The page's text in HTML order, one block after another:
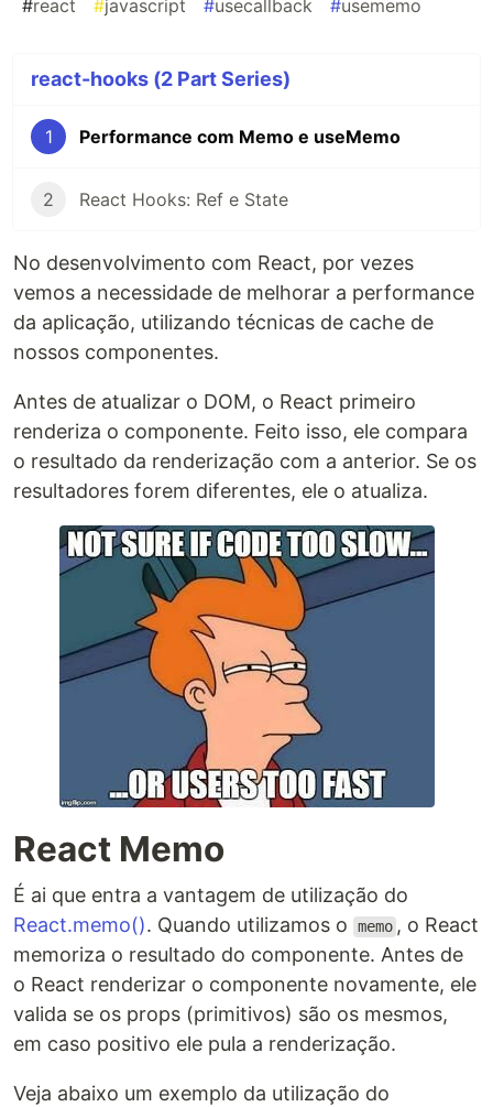
#react #javascript #usecallback #usememo
react-hooks (2 Part Series)
1 Performance com Memo e useMemo
2 React Hooks: Ref e State
No desenvolvimento com React, por vezes
vemos a necessidade de melhorar a performance
da aplicação, utilizando técnicas de cache de
nossos componentes.
Antes de atualizar o DOM, o React primeiro
renderiza o componente. Feito isso, ele compara
o resultado da renderização com a anterior. Se os
resultadores forem diferentes, ele o atualiza.
React Memo
É ai que entra a vantagem de utilização do
React.memo(). Quando utilizamos o memo , o React
memoriza o resultado do componente. Antes de
o React renderizar o componente novamente, ele
valida se os props (primitivos) são os mesmos,
em caso positivo ele pula a renderização.
Veja abaixo um exemplo da utilização do